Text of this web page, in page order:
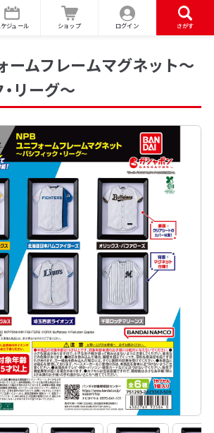
ケジュール ショップ ログイン さがす
ームフレームマグネット～
リーグ～